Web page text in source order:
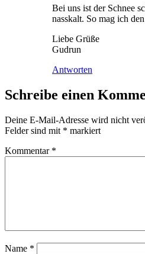
Bei uns ist der Schnee
nasskalt. So mag ich
Liebe Grüße
Gudrun
Antworten
Schreibe einen
Deine E-Mail-Adresse wird nicht
Felder sind mit * markiert
Kommentar *
Name *